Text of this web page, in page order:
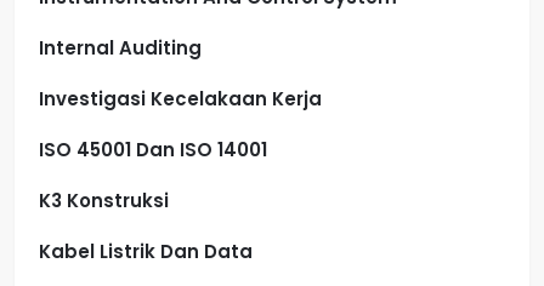
Internal Auditing
Investigasi Kecelakaan Kerja
ISO 45001 Dan ISO 14001
K3 Konstruksi
Kabel Listrik Dan Data